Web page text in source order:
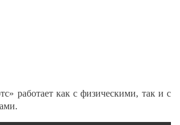
работает как с физическими, так и с